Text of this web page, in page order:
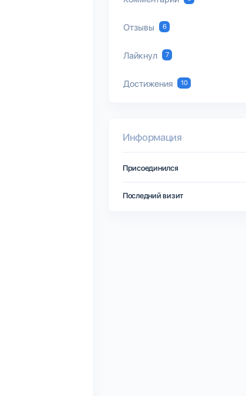
Отзывы 6
Лайкнул 7
Достижения 10
Информация
Присоединился
Последний визит